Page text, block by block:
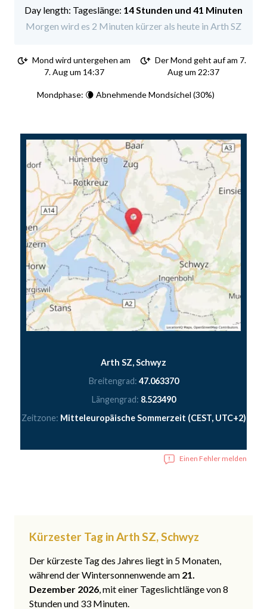
Tageslänge: 14 Stunden und 41 Minuten
Morgen wird es 2 Minuten kürzer als heute in Arth SZ
Mond wird untergehen am
7. Aug um 14:37
Der Mond geht auf am 7.
Aug um 22:37
Mondphase: 🌘 Abnehmende Mondsichel (30%)
Arth SZ, Schwyz
Breitengrad: 47.063370
Längengrad: 8.523490
Zeitzone: Mitteleuropäische Sommerzeit (CEST, UTC+2)
Einen Fehler melden
Kürzester Tag in Arth SZ, Schwyz
Der kürzeste Tag des Jahres liegt in 5 Monaten,
während der Wintersonnenwende am 21.
Dezember 2026, mit einer Tageslichtlänge von 8
Stunden und 33 Minuten.